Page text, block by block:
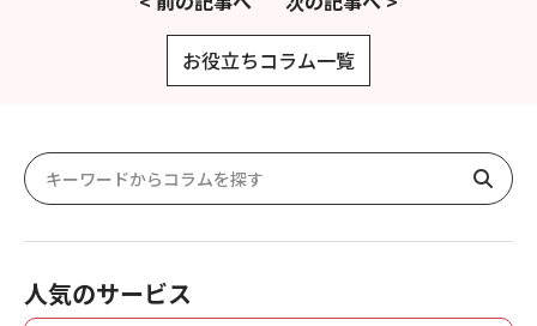
お役立ちコラム一覧
人気のサービス